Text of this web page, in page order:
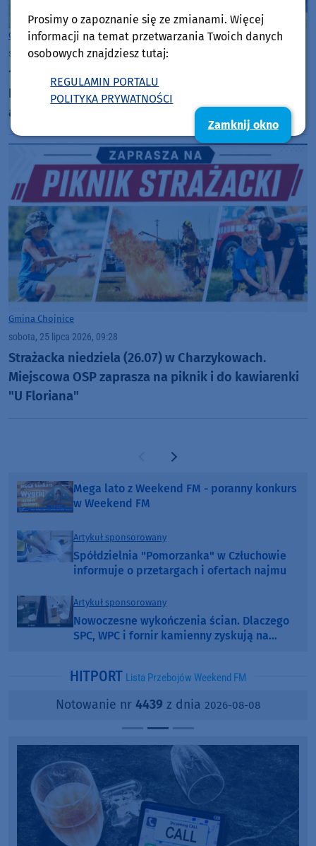
Gmina Chojnice
sobota, 25 lipca 2026, 12:49 38
17 edycja Jarmarku Ekoturystycznego "Czym Chata
Bogata". Na imprezie w Charzykowach było sporo
atrakcji przyrodniczych (FOTO)
Gmina Chojnice
sobota, 25 lipca 2026, 09:28
Strażacka niedziela (26.07) w Charzykowach.
Miejscowa OSP zaprasza na piknik i do kawiarenki
"U Floriana"
Poprzednia strona
Następna strona
Mega lato z Weekend FM - poranny konkurs
w Weekend FM
Artykuł sponsorowany
Spółdzielnia "Pomorzanka" w Człuchowie
informuje o przetargach i ofertach najmu
Artykuł sponsorowany
Nowoczesne wykończenia ścian. Dlaczego
SPC, WPC i fornir kamienny zyskują na
HITPORT Lista Przebojów Weekend FM
Notowanie nr 4439 z dnia 2026-08-08
Prosimy o zapoznanie się ze zmianami. Więcej
informacji na temat przetwarzania Twoich danych
osobowych znajdziesz tutaj:
REGULAMIN PORTALU
POLITYKA PRYWATNOŚCI
Zamknij okno